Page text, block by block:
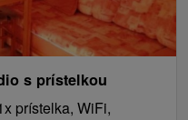
s prístelkou
prístelka, WiFi,